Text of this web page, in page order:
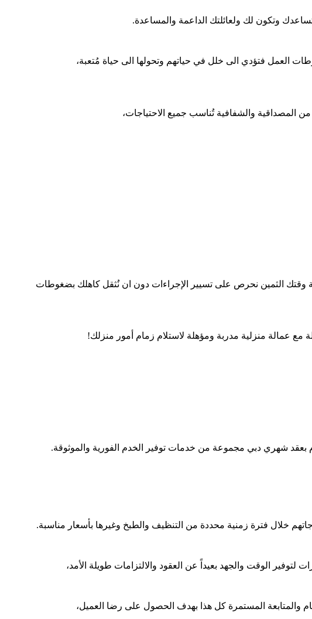
وتكون لك ولعائلتك الداعمة والمساعدة.
العمل فتؤدي الى خلل في حياتهم وتحولها الى حياة مُتعبة،
المصداقية والشفافية تُناسب جميع الاحتياجات،
وقتك الثمين نحرص على تسيير الإجراءات دون ان نُثقل كاهلك بضغوطات
عمالة منزلية مدربة ومؤهلة لاستلام زمام أمور منزلك!
شهري دبي مجموعة من خدمات توفير الخدم الفورية والموثوقة.
خلال فترة زمنية محددة من التنظيف والطبخ وغيرها بأسعار مناسبة.
الوقت والجهد بعيداً عن العقود والالتزامات طويلة الأمد،
والمتابعة المستمرة كل هذا بهدف الحصول على رضا العميل،